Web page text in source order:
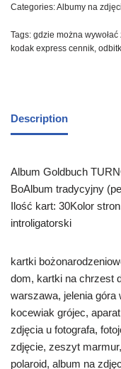
Categories:Albumy na
Tags: gdzie można wywołać
kodak express cennik,
Description
Album Goldbuch
BoAlbum tradycyjny
Ilość kart: 30Kolor
introligatorski
kartki
dom, kartki na chrzest
warszawa, jelenia góra
kocewiak grójec,
zdjęcia u fotografa,
zdjęcie, zeszyt
polaroid, album na